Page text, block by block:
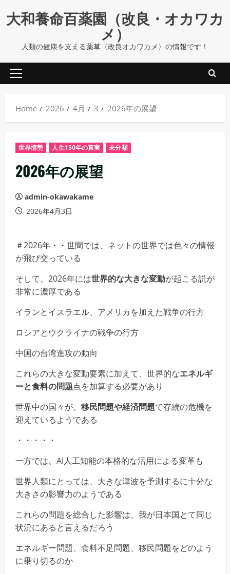
to大和養命百薬園（改良・オカワカ
メ）
人類の健康を支える薬草〈改良オカワカメ〉の情報です！
Primary
Home
2026 4月 3 2026年の展望
世界情勢 人生150年の真実 未分類
2026年の展望
admin-okawakame
2026年4月3日
＃2026年・・世間では、ネットの世界では色々の情報
が飛び交っている
そして、2026年には世界的な大きな変動が起こる説が
非常に濃厚である
イランとイスラエル、アメリカを加えた戦争の行方
ロシアとウクライナの戦争の行方
中国の台湾進攻の動向
これらの大きな変動要素に加えて、世界的なエネルギ
ーと食料の問題点を加算する必要があり
世界中の国々が、 移民問題や経済問題で存続の危機を
迎えているようである
・・・・・
一方では、AI人工知能の本格的な活用による変革も
世界人類にとっては、大きな津波を予測するに十分な
大きさの影響力のようである
これらの問題を総合した影響は、我が日本国とて同じ
状況にあると言えるだろう
エネルギー問題、食料不足問題、移民問題をどのよう
に乗り切るのか